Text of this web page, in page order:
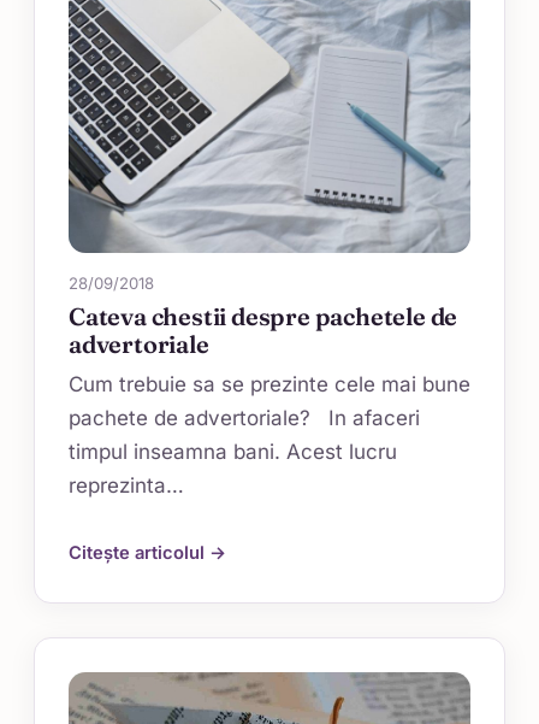
28/09/2018
Cateva chestii despre pachetele de
advertoriale
Cum trebuie sa se prezinte cele mai bune
pachete de advertoriale? In afaceri
timpul inseamna bani. Acest lucru
reprezinta…
Citește articolul →